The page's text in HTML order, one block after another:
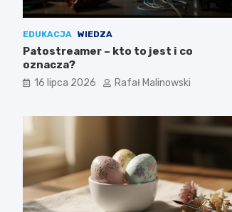
EDUKACJA WIEDZA
Patostreamer – kto to jest i co
oznacza?
16 lipca 2026 Rafał Malinowski